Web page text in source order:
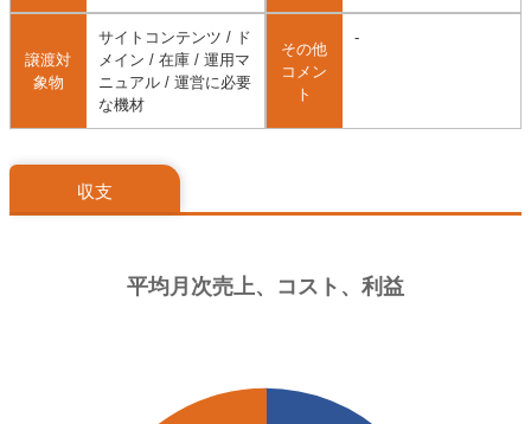
譲渡対
象物
サイトコンテンツ / ド
メイン / 在庫 / 運用マ
ニュアル / 運営に必要
な機材
その他
コメン
ト
-
収支